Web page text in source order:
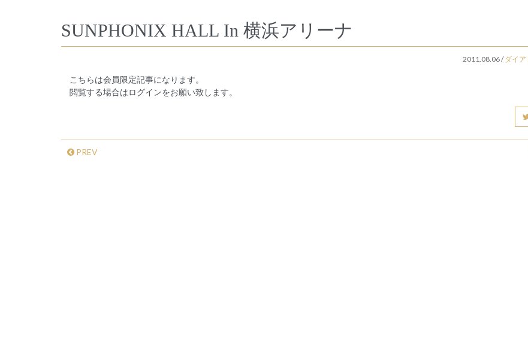
SUNPHONIX HALL In 横浜アリーナ
2011.08.06/ダイア
こちらは会員限定記事になります。
閲覧する場合はログインをお願い致します。
PREV